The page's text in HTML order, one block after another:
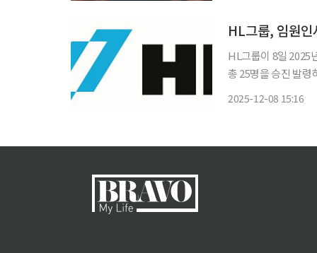
HL그룹, 임원인
HL그룹이 8일 2025
총 25명을 승진 발령하고, 신규 임
2025-12-08 15:16